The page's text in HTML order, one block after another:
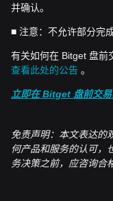
并确认。
■ 注意：不允许部分完成
有关如何在 Bitget 盘前
查看此处的公告 。
立即在 Bitget 盘前交易
免责声明：本文表达的
何产品和服务的认可，
务决策之前，应咨询合